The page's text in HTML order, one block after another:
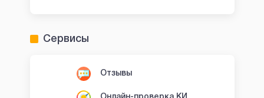
Сервисы
Отзывы